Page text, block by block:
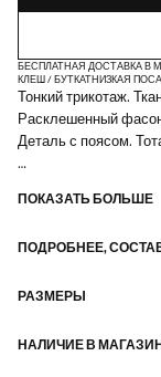
БЕСПЛАТНАЯ ДОСТАВКА В
КЛЕШ / БУТКАТНИЗКАЯ
Тонкий трикотаж.
Расклешенный
Деталь с поясом.
американских
сочетается с
подчеркивающие
ПОКАЗАТЬ БОЛЬШЕ
ПОДРОБНЕЕ,
РАЗМЕРЫ
НАЛИЧИЕ В